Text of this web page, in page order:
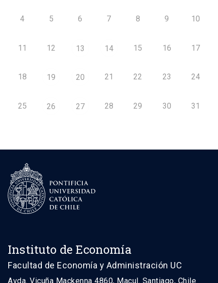
4 5 6 7 8 9 10
11 12 13 14 15 16 17
18 19 20 21 22 23 24
25 26 27 28 29 30 31
Instituto de Economía
Facultad de Economía y Administración UC
Avda. Vicuña Mackenna 4860, Macul. Santiago, Chile